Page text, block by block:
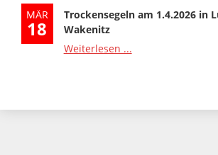
MÄR
18
Trockensegeln am 1.4.2026 in
Wakenitz
Weiterlesen ...